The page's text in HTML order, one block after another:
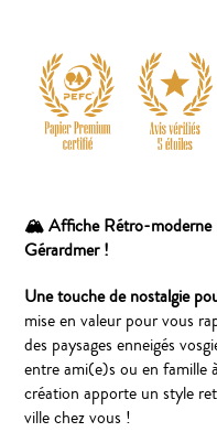
🏔Affiche Rétro-moderne
Gérardmer !
Une touche de nostalgie
mise en valeur pour vous
des paysages enneigés
entre ami(e)s ou en famille
création apporte un style
ville chez vous !